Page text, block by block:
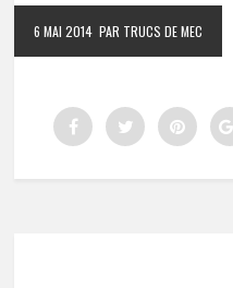
6 MAI 2014 PAR TRUCS DE MEC